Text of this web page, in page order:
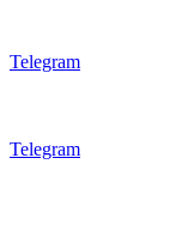
Telegram
Telegram